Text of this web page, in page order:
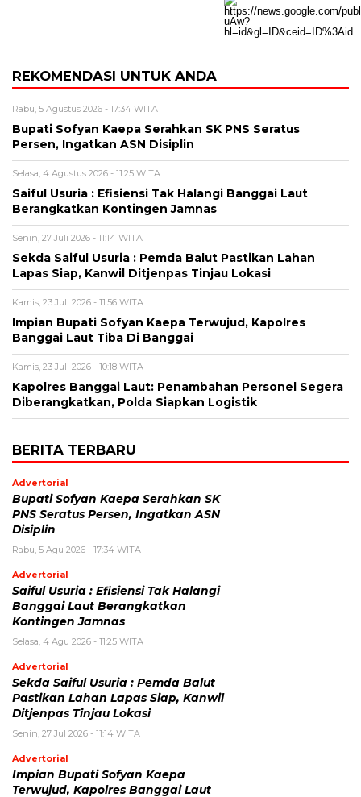
REKOMENDASI UNTUK ANDA
Rabu, 5 Agustus 2026 - 17:34 WITA
Bupati Sofyan Kaepa Serahkan SK PNS Seratus
Persen, Ingatkan ASN Disiplin
Selasa, 4 Agustus 2026 - 11:25 WITA
Saiful Usuria : Efisiensi Tak Halangi Banggai Laut
Berangkatkan Kontingen Jamnas
Senin, 27 Juli 2026 - 11:14 WITA
Sekda Saiful Usuria : Pemda Balut Pastikan Lahan
Lapas Siap, Kanwil Ditjenpas Tinjau Lokasi
Kamis, 23 Juli 2026 - 11:56 WITA
Impian Bupati Sofyan Kaepa Terwujud, Kapolres
Banggai Laut Tiba Di Banggai
Kamis, 23 Juli 2026 - 10:18 WITA
Kapolres Banggai Laut: Penambahan Personel Segera
Diberangkatkan, Polda Siapkan Logistik
BERITA TERBARU
Advertorial
Bupati Sofyan Kaepa Serahkan SK
PNS Seratus Persen, Ingatkan ASN
Disiplin
Rabu, 5 Agu 2026 - 17:34 WITA
Advertorial
Saiful Usuria : Efisiensi Tak Halangi
Banggai Laut Berangkatkan
Kontingen Jamnas
Selasa, 4 Agu 2026 - 11:25 WITA
Advertorial
Sekda Saiful Usuria : Pemda Balut
Pastikan Lahan Lapas Siap, Kanwil
Ditjenpas Tinjau Lokasi
Senin, 27 Jul 2026 - 11:14 WITA
Advertorial
Impian Bupati Sofyan Kaepa
Terwujud, Kapolres Banggai Laut